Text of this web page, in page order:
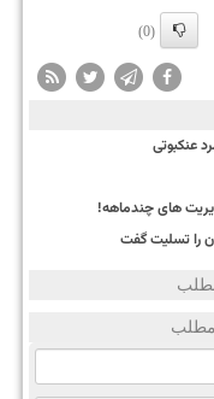
(0)
عنکبوتی
های چندماهه!
را تسلیت گفت
مطلب
مطلب